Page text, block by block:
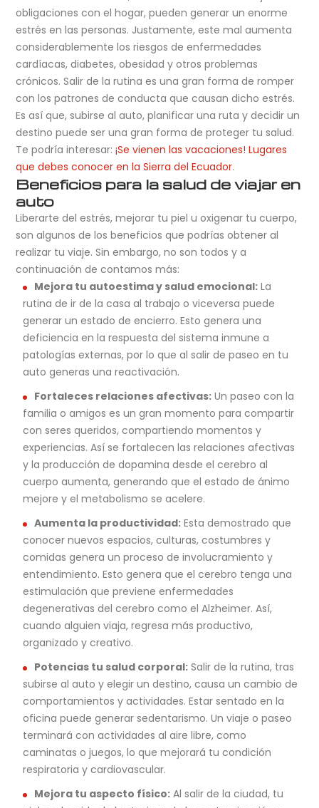
obligaciones con el hogar, pueden generar un enorme
estrés en las personas. Justamente, este mal aumenta
considerablemente los riesgos de enfermedades
cardíacas, diabetes, obesidad y otros problemas
crónicos. Salir de la rutina es una gran forma de romper
con los patrones de conducta que causan dicho estrés.
Es así que, subirse al auto, planificar una ruta y decidir un
destino puede ser una gran forma de proteger tu salud.
Te podría interesar:¡Se vienen las vacaciones! Lugares
que debes conocer en la Sierra del Ecuador.
Beneficios para la salud de viajar en
auto
Liberarte del estrés, mejorar tu piel u oxigenar tu cuerpo,
son algunos de los beneficios que podrías obtener al
realizar tu viaje. Sin embargo, no son todos y a
continuación de contamos más:
Mejora tu autoestima y salud emocional: La
rutina de ir de la casa al trabajo o viceversa puede
generar un estado de encierro. Esto genera una
deficiencia en la respuesta del sistema inmune a
patologías externas, por lo que al salir de paseo en tu
auto generas una reactivación.
Fortaleces relaciones afectivas: Un paseo con la
familia o amigos es un gran momento para compartir
con seres queridos, compartiendo momentos y
experiencias. Así se fortalecen las relaciones afectivas
y la producción de dopamina desde el cerebro al
cuerpo aumenta, generando que el estado de ánimo
mejore y el metabolismo se acelere.
Aumenta la productividad: Esta demostrado que
conocer nuevos espacios, culturas, costumbres y
comidas genera un proceso de involucramiento y
entendimiento. Esto genera que el cerebro tenga una
estimulación que previene enfermedades
degenerativas del cerebro como el Alzheimer. Así,
cuando alguien viaja, regresa más productivo,
organizado y creativo.
Potencias tu salud corporal: Salir de la rutina, tras
subirse al auto y elegir un destino, causa un cambio de
comportamientos y actividades. Estar sentado en la
oficina puede generar sedentarismo. Un viaje o paseo
terminará con actividades al aire libre, como
caminatas o juegos, lo que mejorará tu condición
respiratoria y cardiovascular.
Mejora tu aspecto físico: Al salir de la ciudad, tu